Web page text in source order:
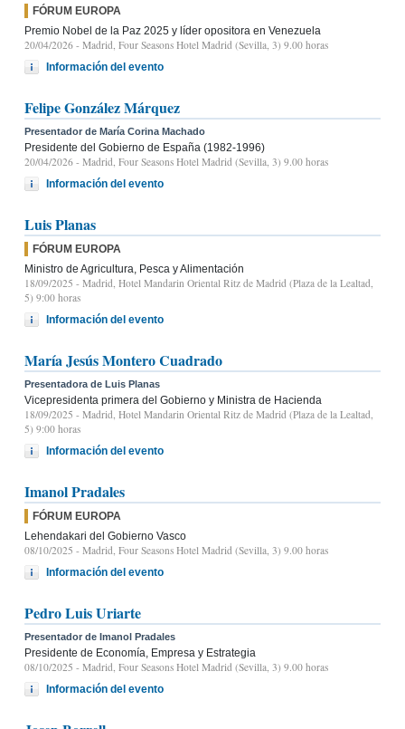
FÓRUM EUROPA
Premio Nobel de la Paz 2025 y líder opositora en Venezuela
20/04/2026 - Madrid, Four Seasons Hotel Madrid (Sevilla, 3) 9.00 horas
Información del evento
Felipe González Márquez
Presentador de María Corina Machado
Presidente del Gobierno de España (1982-1996)
20/04/2026 - Madrid, Four Seasons Hotel Madrid (Sevilla, 3) 9.00 horas
Información del evento
Luis Planas
FÓRUM EUROPA
Ministro de Agricultura, Pesca y Alimentación
18/09/2025 - Madrid, Hotel Mandarin Oriental Ritz de Madrid (Plaza de la Lealtad,
5) 9:00 horas
Información del evento
María Jesús Montero Cuadrado
Presentadora de Luis Planas
Vicepresidenta primera del Gobierno y Ministra de Hacienda
18/09/2025 - Madrid, Hotel Mandarin Oriental Ritz de Madrid (Plaza de la Lealtad,
5) 9:00 horas
Información del evento
Imanol Pradales
FÓRUM EUROPA
Lehendakari del Gobierno Vasco
08/10/2025 - Madrid, Four Seasons Hotel Madrid (Sevilla, 3) 9.00 horas
Información del evento
Pedro Luis Uriarte
Presentador de Imanol Pradales
Presidente de Economía, Empresa y Estrategia
08/10/2025 - Madrid, Four Seasons Hotel Madrid (Sevilla, 3) 9.00 horas
Información del evento